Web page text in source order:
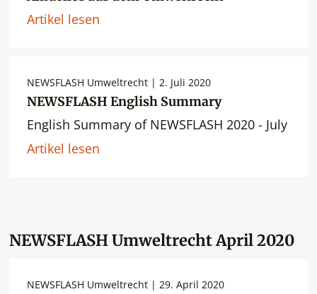
Artikel lesen
NEWSFLASH Umweltrecht | 2. Juli 2020
NEWSFLASH English Summary
English Summary of NEWSFLASH 2020 - July
Artikel lesen
NEWSFLASH Umweltrecht April 2020
NEWSFLASH Umweltrecht | 29. April 2020